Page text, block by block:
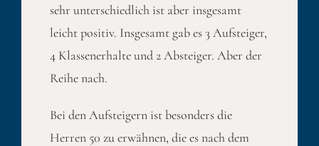
sehr unterschiedlich ist aber insgesamt
leicht positiv. Insgesamt gab es 3 Aufsteiger,
4 Klassenerhalte und 2 Absteiger. Aber der
Reihe nach.
Bei den Aufsteigern ist besonders die
Herren 50 zu erwähnen, die es nach dem